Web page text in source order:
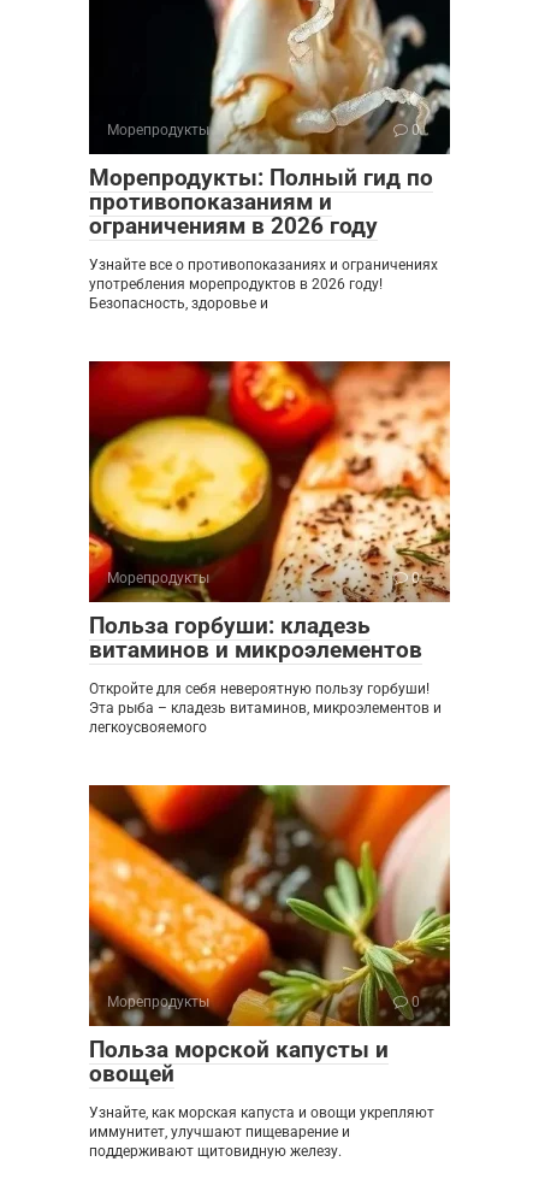
Морепродукты 0
Морепродукты: Полный гид по
противопоказаниям и
ограничениям в 2026 году
Узнайте все о противопоказаниях и ограничениях
употребления морепродуктов в 2026 году!
Безопасность, здоровье и
Морепродукты 0
Польза горбуши: кладезь
витаминов и микроэлементов
Откройте для себя невероятную пользу горбуши!
Эта рыба – кладезь витаминов, микроэлементов и
легкоусвояемого
Морепродукты 0
Польза морской капусты и
овощей
Узнайте, как морская капуста и овощи укрепляют
иммунитет, улучшают пищеварение и
поддерживают щитовидную железу.